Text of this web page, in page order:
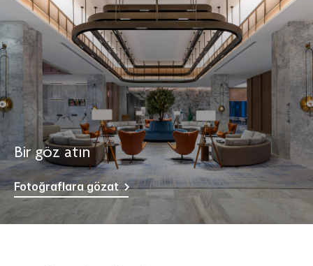
Bir göz atın
Fotoğraflara gözat